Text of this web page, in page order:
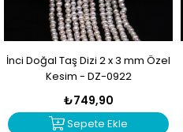
İnci Doğal Taş Dizi 2 x 3 mm Özel
Kesim - DZ-0922
₺749,90
Sepete Ekle